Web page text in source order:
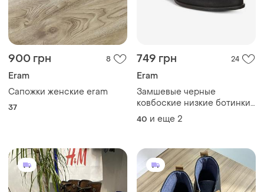
900 грн 8
Eram
Сапожки женские eram
37
749 грн 24
Eram
Замшевые черные
ковбоские низкие ботинки
казаки, ковбойки с
бахромой 40-41 размер
40 и еще 2